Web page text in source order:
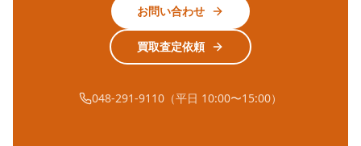
お問い合わせ
買取査定依頼
048-291-9110（平日 10:00〜15:00）